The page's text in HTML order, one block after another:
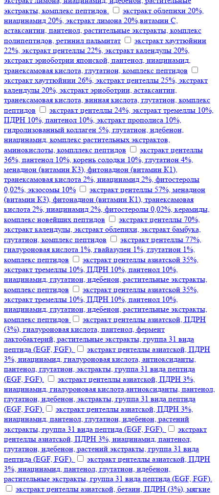
экстракты, комплекс пептидов.
экстракт облепихи 20%,
ниацинамид 20%, экстракт лимона 20%,витамин С,
астаксантин, пантенол, растительные экстракты, комплекс
полипептидов, ретинил пальмитат
экстракт хауттюйнии
22%, экстракт центеллы 22%, экстракт календулы 20%,
экстракт эриоботрии японской, пантенол, ниацинамид,
транексамовая кислота, глутатион, комплекс пептидов
экстракт хауттюйнии 26%, экстракт центеллы 25%, экстракт
календулы 20%, экстракт эриоботрии, астаксантин,
транексамовая кислота, винная кислота, глутатион, комплекс
пептидов
экстракт центеллы 24%, экстракт тремеллы 10%,
ПДРН 10%, пантенол 10%, экстракт прополиса 10%,
гидролизованный коллаген 5%, глутатион, идебенон,
ниацинамид, комплекс растительных экстрактов,
аминокислоты, компллекс пептидов
экстракт центеллы
36%, пантенол 10%, корень солодки 10%, глутатион 4%,
менадион (витамин К3), фитонадион (витамин К1),
транексамовая кислота 2%, ниацинамид 2%, фитостеролы
0,02%, экзосомы 10%
экстракт центеллы 57%, менадион
(витамин К3), фитонадион (витамин К1), транексамовая
кислота 2%, ниацинамид 2%, фитостеролы 0,02%, керамиды,
комплекс новейших пептидов
экстракт центеллы 70%,
экстракт календулы, экстракт облепихи, экстракт бамбука,
глутатион, комплекс пептидов
экстракт центеллы 77%,
гиалуроновая кислота 1%, гвайазулен 1%, глутатион 1%,
комплекс пептидов
экстракт центеллы азиатской 35%,
экстракт тремеллы 10%, ПДРН 10%, пантенол 10%,
ниацинамид, глутатион, идебенон, растительные экстракты,
комплекс пептидов
экстракт центеллы азиатской 35%,
экстракт тремеллы 10%, ПДРН 10%, пантенол 10%,
ниацинамид, глутатион, идебенон, растительные экстракты,
комплекс пептидов
экстракт центеллы азиатской, ПДРН
(3%), гиалуроновая кислота, пантенол, фермент
лактобактерий, растительные экстракты, группа 31 вида
пептида (EGF, FGF).
экстракт центеллы азиатской, ПДРН
3%, ниацинамид, гиалуроновая кислота, антиоксиданты,
пантенол, глутатион, экстракты, группа 31 вида пептида
(EGF, FGF).
экстракт центеллы азиатской, ПДРН 3%,
ниацинамид, гиалуроновая кислота,антиоксиданты, пантенол,
глутатион, идебенон, экстракты, группа 31 вида пептида
(EGF, FGF)
экстракт центеллы азиатской, ПДРН 3%,
ниацинамид, пантенол, глутатион, идебенон, растений
экстракты, группа 31 вида пептида (EGF, FGF).
экстракт
центеллы азиатской, ПДРН 3%, ниацинамид, пантенол,
глутатион, идебенон, растений экстракты, группа 31 вида
пептида (EGF, FGF).
экстракт центеллы азиатской, ПДРН
3%, ниацинамид, пантенол, глутатион, идебенон,
растительные экстракты, группа 31 вида пептида (EGF, FGF).
экстракт центеллы азиатской, бетаин, ПДРН (3%), мягкие